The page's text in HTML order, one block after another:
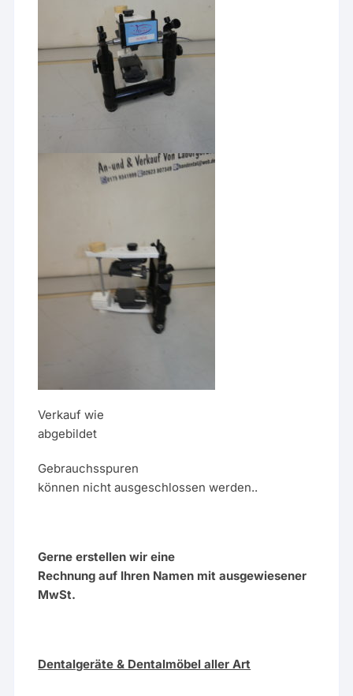
Verkauf wie
abgebildet
Gebrauchsspuren
können nicht ausgeschlossen werden..
Gerne erstellen wir eine
Rechnung auf Ihren Namen mit ausgewiesener
MwSt.
Dentalgeräte & Dentalmöbel aller Art